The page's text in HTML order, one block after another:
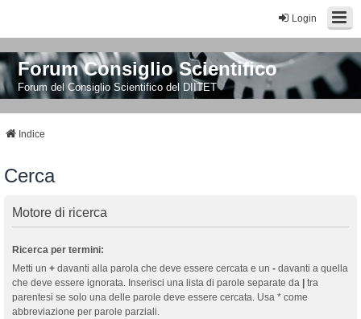
Login
Forum Consiglio Scientifico
Forum del Consiglio Scientifico del DIITET
Indice
Cerca
Motore di ricerca
Ricerca per termini:
Metti un + davanti alla parola che deve essere cercata e un - davanti a quella
che deve essere ignorata. Inserisci una lista di parole separate da
tra
parentesi se solo una delle parole deve essere cercata. Usa * come
abbreviazione per parole parziali.